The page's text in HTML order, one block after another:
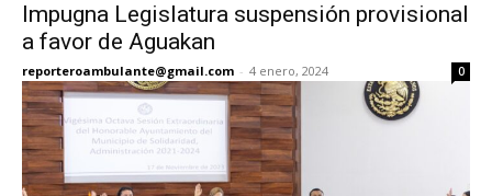
Impugna Legislatura suspensión provisional
a favor de Aguakan
reporteroambulante@gmail.com - 4 enero, 2024 0